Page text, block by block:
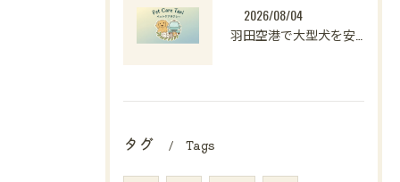
2026/08/04
タグ Tags